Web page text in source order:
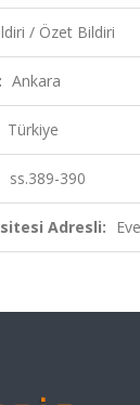
/ Özet Bildiri
Ankara
Türkiye
ss.389-390
Adresli: